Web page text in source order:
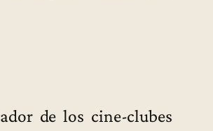
de los cine-clubes